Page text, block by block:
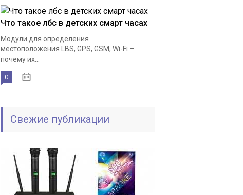
Что такое лбс в детских смарт часах
Модули для определения
местоположения LBS, GPS, GSM, Wi-Fi –
почему их...
0
Свежие публикации